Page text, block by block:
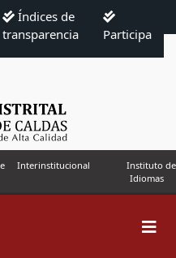
Índices de
transparencia
Participa
Interinstitucional
Instituto de
Idiomas